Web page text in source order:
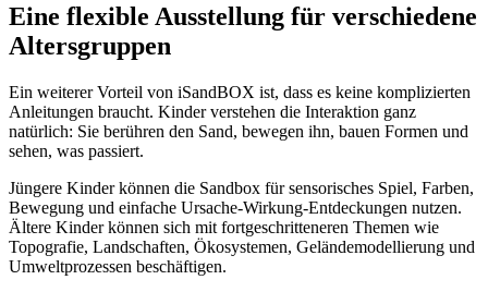
Eine flexible Ausstellung für verschiedene
Altersgruppen
Ein weiterer Vorteil von iSandBOX ist, dass es keine komplizierten
Anleitungen braucht. Kinder verstehen die Interaktion ganz
natürlich: Sie berühren den Sand, bewegen ihn, bauen Formen und
sehen, was passiert.
Jüngere Kinder können die Sandbox für sensorisches Spiel, Farben,
Bewegung und einfache Ursache-Wirkung-Entdeckungen nutzen.
Ältere Kinder können sich mit fortgeschritteneren Themen wie
Topografie, Landschaften, Ökosystemen, Geländemodellierung und
Umweltprozessen beschäftigen.